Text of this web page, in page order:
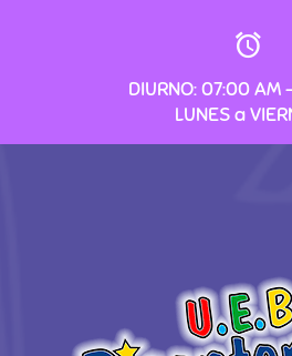
DIURNO: 07:00 AM
LUNES a